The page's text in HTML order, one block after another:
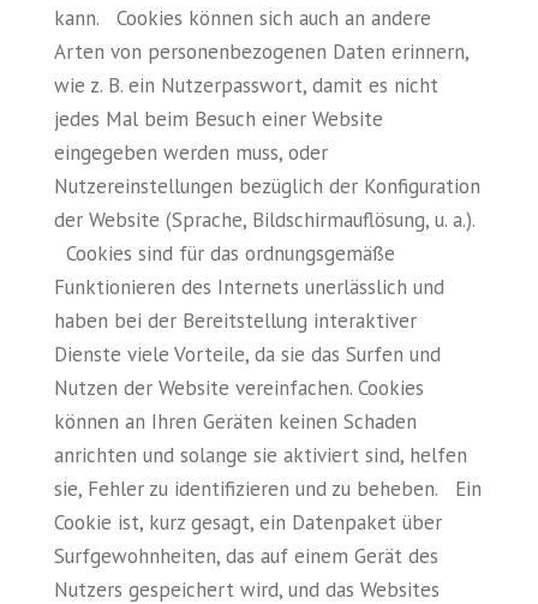
kann. Cookies können sich auch an andere
Arten von personenbezogenen Daten erinnern,
wie z. B. ein Nutzerpasswort, damit es nicht
jedes Mal beim Besuch einer Website
eingegeben werden muss, oder
Nutzereinstellungen bezüglich der Konfiguration
der Website (Sprache, Bildschirmauflösung, u. a.).
Cookies sind für das ordnungsgemäße
Funktionieren des Internets unerlässlich und
haben bei der Bereitstellung interaktiver
Dienste viele Vorteile, da sie das Surfen und
Nutzen der Website vereinfachen. Cookies
können an Ihren Geräten keinen Schaden
anrichten und solange sie aktiviert sind, helfen
sie, Fehler zu identifizieren und zu beheben. Ein
Cookie ist, kurz gesagt, ein Datenpaket über
Surfgewohnheiten, das auf einem Gerät des
Nutzers gespeichert wird, und das Websites